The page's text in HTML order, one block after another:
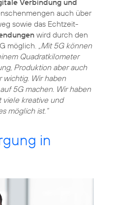
Verbindung und
auch über
sowie das Echtzeit-
wird durch den
möglich. „Mit 5G können
Quadratkilometer
Produktion aber auch
wichtig. Wir haben
5G machen. Wir haben
viele kreative und
möglich ist.“
in